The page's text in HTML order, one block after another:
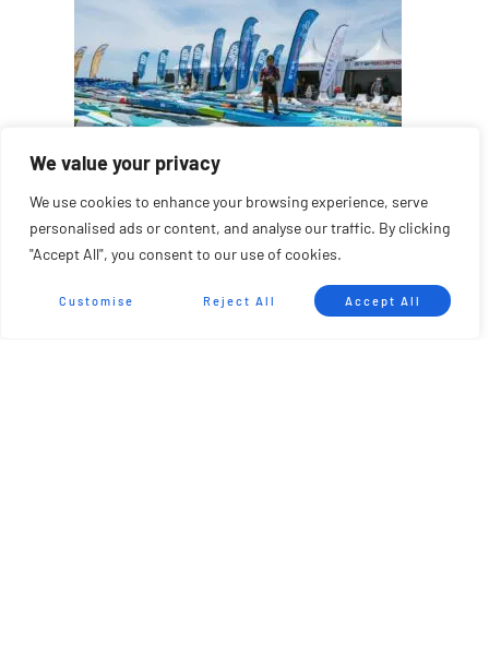
We value your privacy
We use cookies to enhance your browsing experience, serve
personalised ads or content, and analyse our traffic. By clicking
"Accept All", you consent to our use of cookies.
Customise Reject All Accept All